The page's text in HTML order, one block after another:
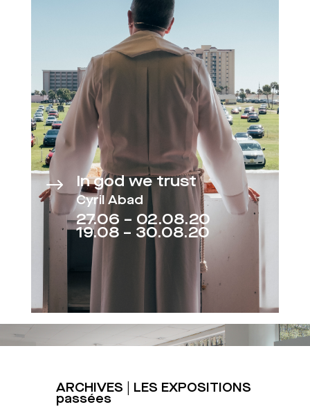
$ In god we trust
Cyril Abad
27.06 – 02.08.20
19.08 – 30.08.20
ARCHIVES | LES EXPOSITIONS
passées